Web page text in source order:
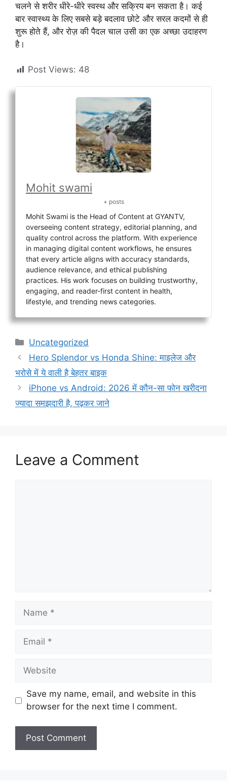
चलने से शरीर धीरे-धीरे स्वस्थ और सक्रिय बन सकता है। कई
बार स्वास्थ्य के लिए सबसे बड़े बदलाव छोटे और सरल कदमों से ही
शुरू होते हैं, और रोज़ की पैदल चाल उसी का एक अच्छा उदाहरण
है।
Post Views: 48
Mohit swami
+ posts
Mohit Swami is the Head of Content at GYANTV,
overseeing content strategy, editorial planning, and
quality control across the platform. With experience
in managing digital content workflows, he ensures
that every article aligns with accuracy standards,
audience relevance, and ethical publishing
practices. His work focuses on building trustworthy,
engaging, and reader-first content in health,
lifestyle, and trending news categories.
Categories
Uncategorized
Hero Splendor vs Honda Shine: माइलेज और
भरोसे में ये वाली है बेहतर बाइक
iPhone vs Android: 2026 में कौन-सा फोन खरीदना
ज्यादा समझदारी है, पढ़कर जाने
Leave a Comment
Name
Email
Website
Save my name, email, and website in this
browser for the next time I comment.